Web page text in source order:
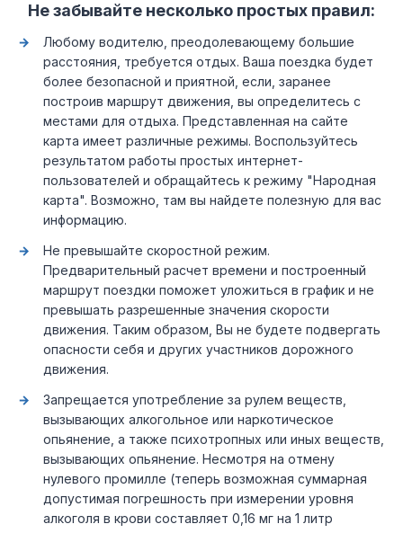
Не забывайте несколько простых правил:
Любому водителю, преодолевающему большие
расстояния, требуется отдых. Ваша поездка будет
более безопасной и приятной, если, заранее
построив маршрут движения, вы определитесь с
местами для отдыха. Представленная на сайте
карта имеет различные режимы. Воспользуйтесь
результатом работы простых интернет-
пользователей и обращайтесь к режиму "Народная
карта". Возможно, там вы найдете полезную для вас
информацию.
Не превышайте скоростной режим.
Предварительный расчет времени и построенный
маршрут поездки поможет уложиться в график и не
превышать разрешенные значения скорости
движения. Таким образом, Вы не будете подвергать
опасности себя и других участников дорожного
движения.
Запрещается употребление за рулем веществ,
вызывающих алкогольное или наркотическое
опьянение, а также психотропных или иных веществ,
вызывающих опьянение. Несмотря на отмену
нулевого промилле (теперь возможная суммарная
допустимая погрешность при измерении уровня
алкоголя в крови составляет 0,16 мг на 1 литр